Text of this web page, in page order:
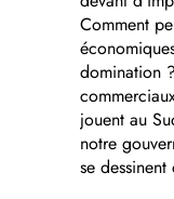
Comment
domination
jouent au
notre
se